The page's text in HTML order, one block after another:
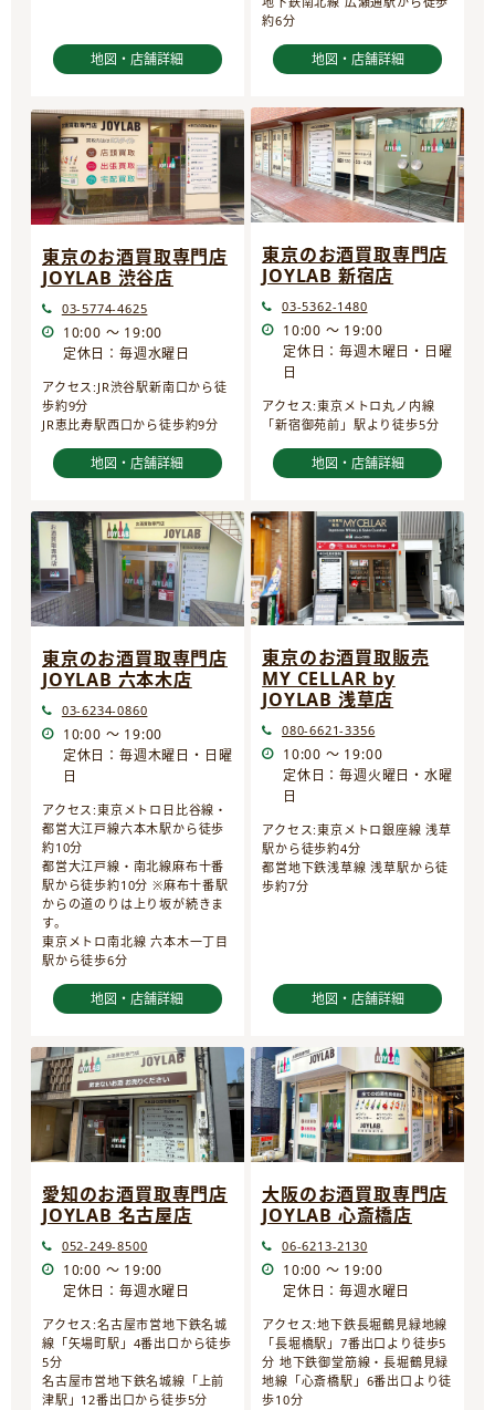
地図・店舗詳細
約6分
地図・店舗詳細
東京のお酒買取専門店
JOYLAB 渋谷店
03-5774-4625
10:00 ～ 19:00
定休日：毎週水曜日
アクセス:JR渋谷駅新南口から徒
歩約9分
JR恵比寿駅西口から徒歩約9分
地図・店舗詳細
東京のお酒買取専門店
JOYLAB 新宿店
03-5362-1480
10:00 ～ 19:00
定休日：毎週木曜日・日曜
日
アクセス:東京メトロ丸ノ内線
「新宿御苑前」駅より徒歩5分
地図・店舗詳細
東京のお酒買取専門店
JOYLAB 六本木店
03-6234-0860
10:00 ～ 19:00
定休日：毎週木曜日・日曜
日
アクセス:東京メトロ日比谷線・
都営大江戸線六本木駅から徒歩
約10分
都営大江戸線・南北線麻布十番
駅から徒歩約10分 ※麻布十番駅
からの道のりは上り坂が続きま
す。
東京メトロ南北線 六本木一丁目
駅から徒歩6分
地図・店舗詳細
東京のお酒買取販売
MY CELLAR by
JOYLAB 浅草店
080-6621-3356
10:00 ～ 19:00
定休日：毎週火曜日・水曜
日
アクセス:東京メトロ銀座線 浅草
駅から徒歩約4分
都営地下鉄浅草線 浅草駅から徒
歩約7分
地図・店舗詳細
愛知のお酒買取専門店
JOYLAB 名古屋店
052-249-8500
10:00 ～ 19:00
定休日：毎週水曜日
アクセス:名古屋市営地下鉄名城
線「矢場町駅」4番出口から徒歩
5分
名古屋市営地下鉄名城線「上前
津駅」12番出口から徒歩5分
大阪のお酒買取専門店
JOYLAB 心斎橋店
06-6213-2130
10:00 ～ 19:00
定休日：毎週水曜日
アクセス:地下鉄長堀鶴見緑地線
「長堀橋駅」7番出口より徒歩5
分 地下鉄御堂筋線・長堀鶴見緑
地線「心斎橋駅」6番出口より徒
歩10分